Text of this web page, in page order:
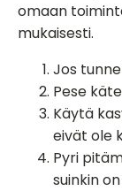
omaan
mukaisesti.
Jos
Pese
Käytä
eivät ole
Pyri
suinkin